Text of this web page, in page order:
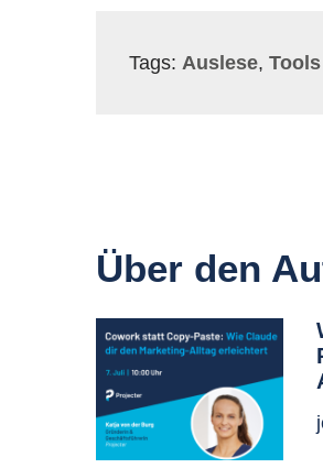
Tags: Auslese, Tools
Über den